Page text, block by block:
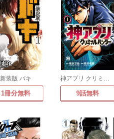
新装版 バキ
1冊分無料 9話無料